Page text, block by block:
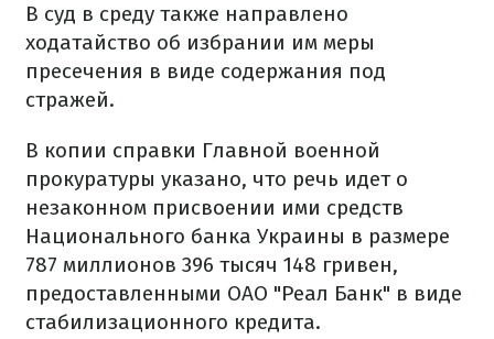
В суд в среду также направлено
ходатайство об избрании им меры
пресечения в виде содержания под
стражей.
В копии справки Главной военной
прокуратуры указано, что речь идет о
незаконном присвоении ими средств
Национального банка Украины в размере
787 миллионов 396 тысяч 148 гривен,
предоставленными ОАО "Реал Банк" в виде
стабилизационного кредита.